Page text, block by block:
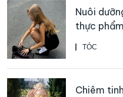
TÓC
Nuôi
thực
Chiêm